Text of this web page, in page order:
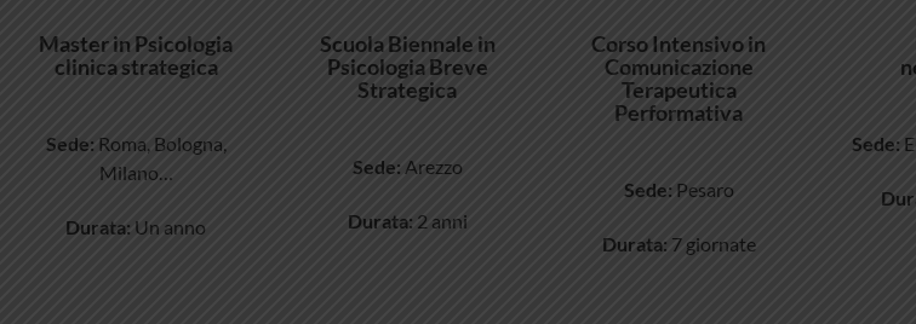
Master in Psicologia
clinica strategica
Sede: Roma, Bologna,
Milano…
Durata: Un anno
Scuola Biennale in
Psicologia Breve
Strategica
Sede: Arezzo
Durata: 2 anni
Corso Intensivo in
Comunicazione
Terapeutica
Performativa
Sede: Pesaro
Durata: 7 giornate
Sede: